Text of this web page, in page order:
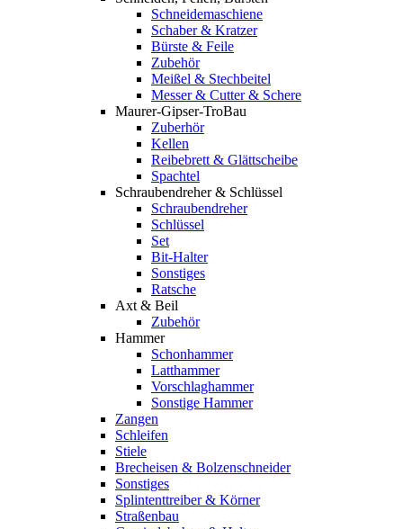
Schneidemaschiene
Schaber & Kratzer
Bürste & Feile
Zubehör
Meißel & Stechbeitel
Messer & Cutter & Schere
Maurer-Gipser-TroBau
Zuberhör
Kellen
Reibebrett & Glättscheibe
Spachtel
Schraubendreher & Schlüssel
Schraubendreher
Schlüssel
Set
Bit-Halter
Sonstiges
Ratsche
Axt & Beil
Zubehör
Hammer
Schonhammer
Latthammer
Vorschlaghammer
Sonstige Hammer
Zangen
Schleifen
Stiele
Brecheisen & Bolzenschneider
Sonstiges
Splintenttreiber & Körner
Straßenbau